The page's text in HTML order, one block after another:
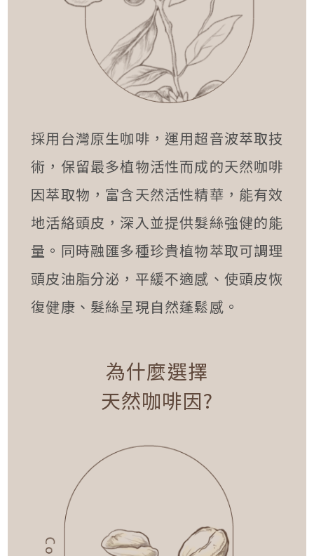
採用台灣原生咖啡，運用超音波萃取技
術，保留最多植物活性而成的天然咖啡
因萃取物，富含天然活性精華，能有效
地活絡頭皮，深入並提供髮絲強健的能
量。同時融匯多種珍貴植物萃取可調理
頭皮油脂分泌，平緩不適感、使頭皮恢
復健康、髮絲呈現自然蓬鬆感。
為什麼選擇
天然咖啡因?